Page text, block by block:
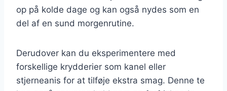
op på kolde dage og kan også nydes som en
del af en sund morgenrutine.
Derudover kan du eksperimentere med
forskellige krydderier som kanel eller
stjerneanis for at tilføje ekstra smag. Denne te